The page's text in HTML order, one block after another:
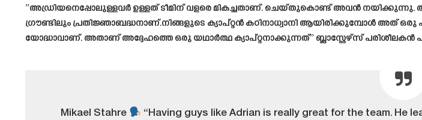
”അഡ്രിയനെപ്പോലുള്ളവർ ഉള്ളത് ടീമിന് വളരെ മികച്ചതാണ്. ചെയ്തുകൊണ്ട് അവൻ
ഗ്രൗണ്ടിലും പ്രതിജ്ഞാബദ്ധനാണ്.നിങ്ങളുടെ ക്യാപ്റ്റൻ കഠിനാധ്വാനി ആയിരിക്കുമ്പോൾ അത്
യോദ്ധാവാണ്. അതാണ് അദ്ദേഹത്തെ ഒരു യഥാർത്ഥ ക്യാപ്റ്റനാക്കുന്നത്” ബ്ലാസ്റ്റേഴ്‌സ്
Mikael Stahre
“Having guys like Adrian is really great for the team. He